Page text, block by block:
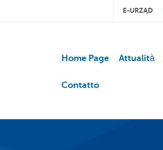
E-URZĄD
Home Page Attualità
Contatto